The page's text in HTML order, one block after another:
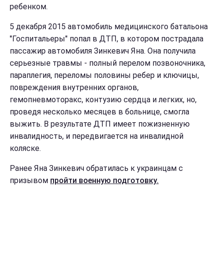
ребенком.
5 декабря 2015 автомобиль медицинского батальона
"Госпитальеры" попал в ДТП, в котором пострадала
пассажир автомобиля Зинкевич Яна. Она получила
серьезные травмы - полный перелом позвоночника,
параплегия, переломы половины ребер и ключицы,
повреждения внутренних органов,
гемопневмоторакс, контузию сердца и легких, но,
проведя несколько месяцев в больнице, смогла
выжить. В результате ДТП имеет пожизненную
инвалидность, и передвигается на инвалидной
коляске.
Ранее Яна Зинкевич обратилась к украинцам с
призывом пройти военную подготовку.